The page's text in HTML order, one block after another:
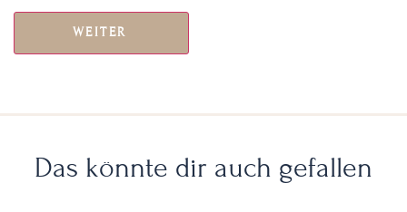
WEITER
Das könnte dir auch gefallen